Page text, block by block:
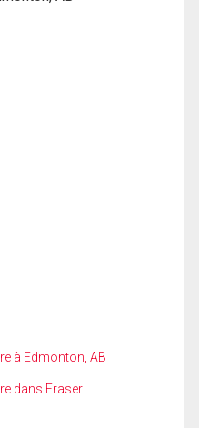
à Edmonton, AB
dans Fraser